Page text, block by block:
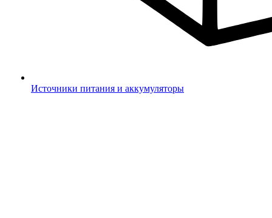
Источники питания и аккумуляторы